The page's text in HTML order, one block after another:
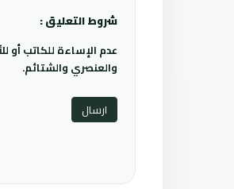
شروط التعليق :
عدم الإساءة للكاتب أو
والعنصري والشتائم.